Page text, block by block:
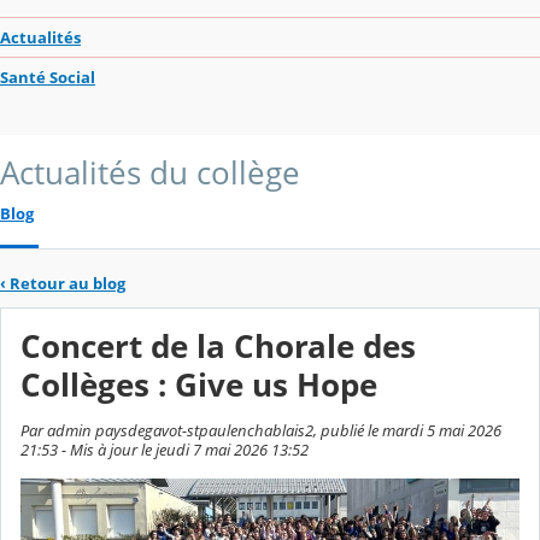
Actualités
Santé Social
Actualités du collège
Blog
‹ Retour au blog
Concert de la Chorale des
Collèges : Give us Hope
Par admin paysdegavot-stpaulenchablais2, publié le mardi 5 mai 2026
21:53 - Mis à jour le jeudi 7 mai 2026 13:52